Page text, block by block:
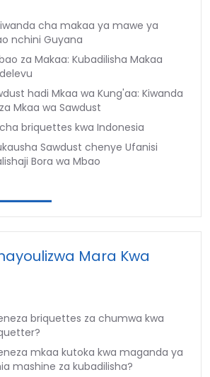
cha makaa ya mawe ya
nchini Guyana
za Makaa: Kubadilisha Makaa
hadi Mkaa wa Kung'aa: Kiwanda
Mkaa wa Sawdust
briquettes kwa Indonesia
Sawdust chenye Ufanisi
Bora wa Mbao
Mara Kwa
briquettes za chumwa kwa
mkaa kutoka kwa maganda ya
mashine za kubadilisha?